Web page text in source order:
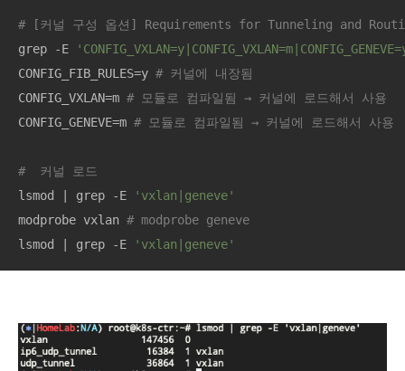
# [커널 구성 옵션] Requirements for Tunneling and
grep -E
CONFIG_FIB_RULES=y # 커널에 내장됨
CONFIG_VXLAN=m # 모듈로 컴파일됨 → 커널에 로드해서 사용
CONFIG_GENEVE=m # 모듈로 컴파일됨 → 커널에 로드해서 사용
#  커널 로드
lsmod | grep -E
'vxlan|geneve'
modprobe vxlan # modprobe geneve
lsmod | grep -E
'vxlan|geneve'